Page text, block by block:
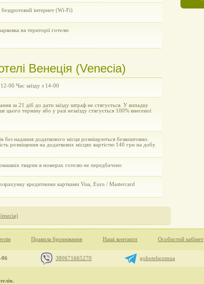
інтернет (Wi-Fi)
на території готелю
Венеція (Venecia)
00 Час заїзду з 14-00
за 21 діб до дати заїзду штраф не стягується. У випадку
цього терміну або у разі незаїзду стягується 100% внесеної
без надання додаткового місця розміщуються безкоштовно.
розміщення на додаткових місцях вартістю 140 грн на добу.
тварин в номерах готелю не передбачено
кредитними картками Visa, Euro / Mastercard
Правила бронювання Наші контакти Особистий кабінет
06 380671665270 gohotelscomua